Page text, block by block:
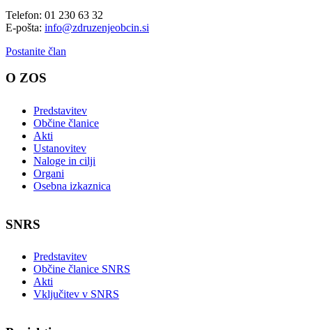
Telefon: 01 230 63 32
E-pošta: info@zdruzenjeobcin.si
Postanite član
O ZOS
Predstavitev
Občine članice
Akti
Ustanovitev
Naloge in cilji
Organi
Osebna izkaznica
SNRS
Predstavitev
Občine članice SNRS
Akti
Vključitev v SNRS